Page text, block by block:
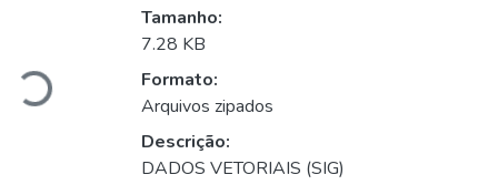
Carregando...
Tamanho:
7.28 KB
Formato:
Arquivos zipados
Descrição:
DADOS VETORIAIS (SIG)